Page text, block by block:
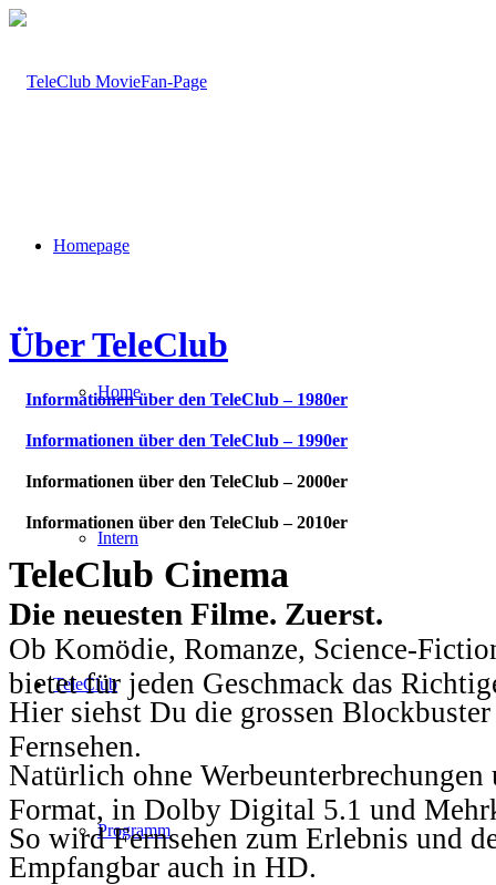
Homepage
Home
Intern
TeleClub
Programm
Über TeleClub
Informationen über den TeleClub – 1980er
Informationen über den TeleClub – 1990er
Informationen über den TeleClub – 2000er
Informationen über den TeleClub – 2010er
TeleClub Cinema
Die neuesten Filme. Zuerst.
Ob Komödie, Romanze, Science-
bietet für jeden Geschmack das
Hier siehst Du die grossen
Fernsehen.
Natürlich ohne
Format, in Dolby Digital 5.1 und
So wird Fernsehen zum Erlebnis und
Empfangbar auch in HD.